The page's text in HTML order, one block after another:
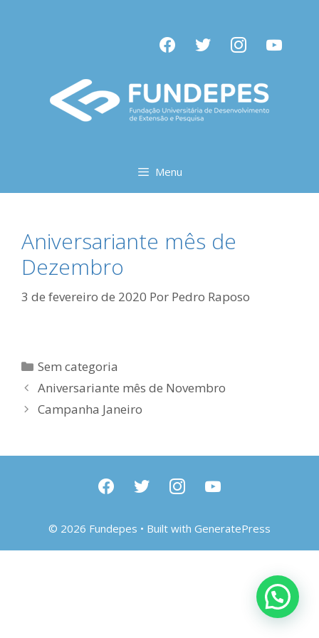
facebooktwitter instagramyoutube
Menu
Aniversariante mês de
Dezembro
3 de fevereiro de 2020 Por Pedro Raposo
Categorias
Sem categoria
Aniversariante mês de Novembro
Campanha Janeiro
facebooktwitter instagramyoutube
© 2026 Fundepes • Built with GeneratePress